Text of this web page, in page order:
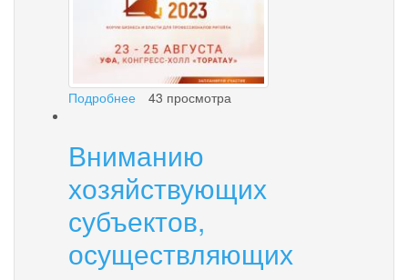
Подробнее
межрегионального
форума
«Дни
ритейла
в
Приволжье»
43 просмотра
Вниманию
хозяйствующих
субъектов,
осуществляющих